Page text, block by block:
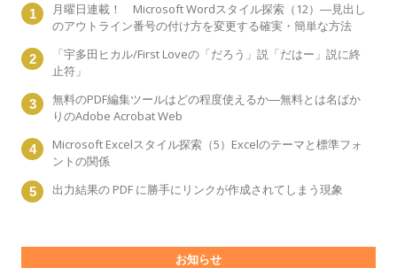
月曜日連載！ Microsoft Wordスタイル探索（12）―見出し
のアウトライン番号の付け方を変更する確実・簡単な方法
「宇多田ヒカル/First Loveの「だろう」説「だはー」説に終
止符」
無料のPDF編集ツールはどの程度使えるか―無料とは名ばか
りのAdobe Acrobat Web
Microsoft Excelスタイル探索（5）Excelのテーマと標準フォ
ントの関係
出力結果の PDF に勝手にリンクが作成されてしまう現象
お知らせ